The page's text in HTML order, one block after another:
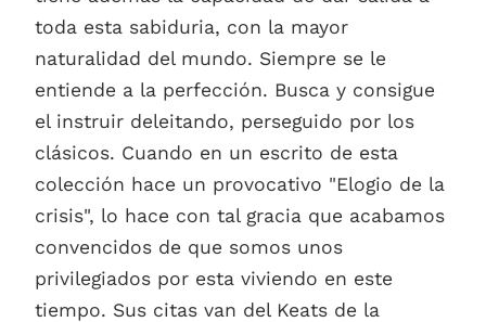
toda esta sabiduria, con la mayor
naturalidad del mundo. Siempre se le
entiende a la perfección. Busca y consigue
el instruir deleitando, perseguido por los
clásicos. Cuando en un escrito de esta
colección hace un provocativo "Elogio de la
crisis", lo hace con tal gracia que acabamos
convencidos de que somos unos
privilegiados por esta viviendo en este
tiempo. Sus citas van del Keats de la